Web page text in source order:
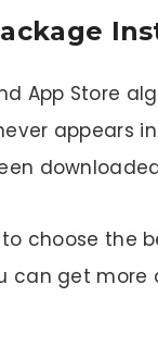
App Store
appears
to choose the
can get more